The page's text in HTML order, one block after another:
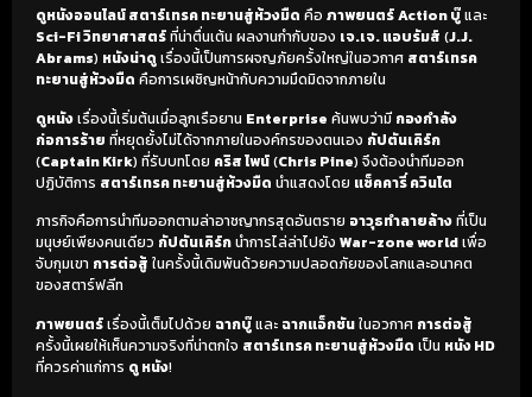
ดูหนังออนไลน์ สตาร์เทรค ทะยานสู่ห้วงมืด คือ ภาพยนตร์Action บู๊และ
Sci-Fi วิทยาศาสตร์ที่น่าตื่นเต้น ผลงานกำกับของ เจ.เจ. แอบรัมส์ (J.J.
Abrams) หนังน่าดูเรื่องนี้เป็นการผจญภัยครั้งใหญ่ในอวกาศ สตาร์เทรค
ทะยานสู่ห้วงมืด คือการเผชิญหน้ากับความมืดมิดจากภายใน
ดูหนังเรื่องนี้เริ่มต้นเมื่อลูกเรือยาน Enterprise ค้นพบว่ามี กองกำลัง
ก่อการร้าย ที่หยุดยั้งไม่ได้จากภายในองค์กรของตนเอง กัปตันเคิร์ก
(Captain Kirk) ที่รับบทโดย คริส ไพน์(Chris Pine) จึงต้องนำทีมออก
ปฏิบัติการ สตาร์เทรค ทะยานสู่ห้วงมืด นำแสดงโดย แซ็คคารี่ ควินโต
ภารกิจคือการนำทีมออกตามล่าอาชญากรสุดอันตราย อาวุธทำลายล้างที่เป็น
มนุษย์เพียงคนเดียว กัปตันเคิร์กนำการไล่ล่าไปยัง War-zone worldเพื่อ
จับกุมเขา การต่อสู้ ในครั้งนี้เดิมพันด้วยความปลอดภัยของโลกและอนาคต
ของสตาร์ฟลีท
ภาพยนตร์เรื่องนี้เต็มไปด้วย ฉากบู๊และ ฉากแอ็กชันในอวกาศ การต่อสู้
ครั้งนี้เผยให้เห็นความจริงที่น่าตกใจ สตาร์เทรค ทะยานสู่ห้วงมืด เป็น หนัง HD
ที่ควรค่าแก่การ ดู หนัง!